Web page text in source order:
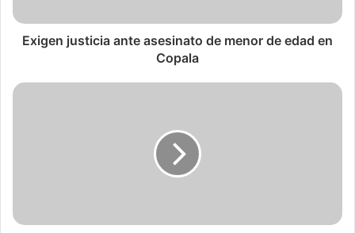
Exigen justicia ante asesinato de menor de edad en
Copala